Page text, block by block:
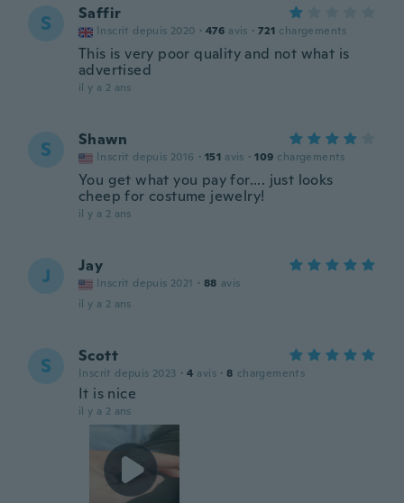
S Saffir
Inscrit depuis 2020 · 476 avis · 721 chargements
This is very poor quality and not what is
advertised
il y a 2 ans
S Shawn
Inscrit depuis 2016 · 151 avis · 109 chargements
You get what you pay for.... just looks
cheep for costume jewelry!
il y a 2 ans
J Jay
Inscrit depuis 2021 · 88 avis
il y a 2 ans
S Scott
Inscrit depuis 2023 · 4 avis · 8 chargements
It is nice
il y a 2 ans